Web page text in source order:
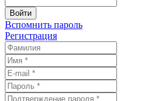
Войти
Вспомнить пароль
Регистрация